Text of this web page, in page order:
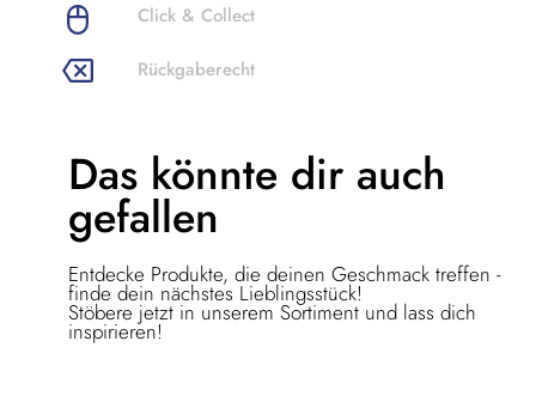
Click & Collect
Rückgaberecht
Das könnte dir auch
gefallen
Entdecke Produkte, die deinen Geschmack treffen -
finde dein nächstes Lieblingsstück!
Stöbere jetzt in unserem Sortiment und lass dich
inspirieren!